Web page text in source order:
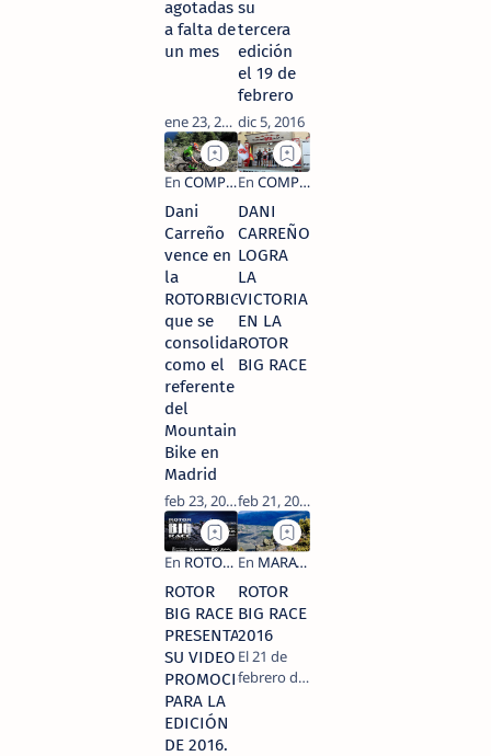
agotadas
a falta de
un mes
su
tercera
edición
el 19 de
febrero
Dani
Carreño
vence en
la
ROTORBIGRACE
que se
consolida
como el
referente
del
Mountain
Bike en
Madrid
DANI
CARREÑO
LOGRA
LA
VICTORIA
EN LA
ROTOR
BIG RACE
ROTOR
BIG RACE
PRESENTA
SU VIDEO
PROMOCIONAL
PARA LA
EDICIÓN
DE 2016.
ROTOR
BIG RACE
2016
El 21 de
febrero de